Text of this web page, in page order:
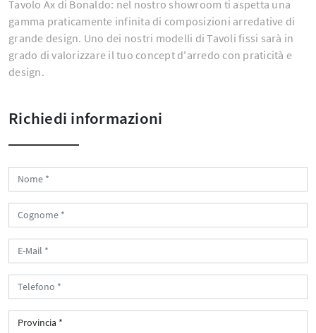
Tavolo Ax di Bonaldo: nel nostro showroom ti aspetta una
gamma praticamente infinita di composizioni arredative di
grande design. Uno dei nostri modelli di Tavoli fissi sarà in
grado di valorizzare il tuo concept d'arredo con praticità e
design.
Richiedi informazioni